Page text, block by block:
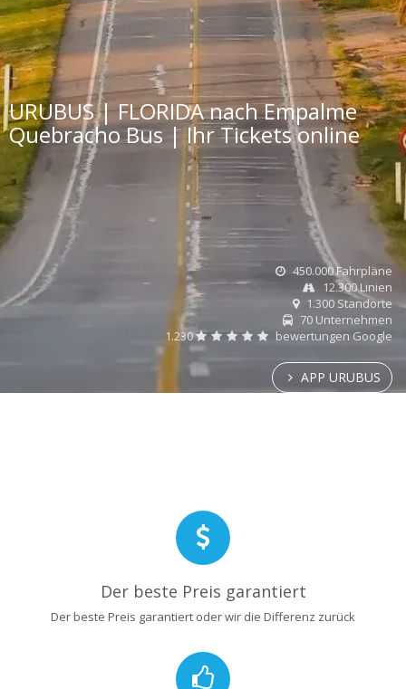
URUBUS | FLORIDA nach Empalme
Quebracho Bus | Ihr Tickets online
450.000 Fahrpläne
12.300 Linien
1.300 Standorte
70 Unternehmen
1.230
bewertungen Google
APP URUBUS
Der beste Preis garantiert
Der beste Preis garantiert oder wir die Differenz zurück